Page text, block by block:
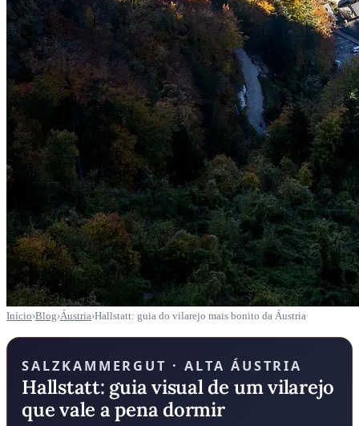
Início›Blog›Áustria›Hallstatt: guia do vilarejo mais bonito da Áustria
SALZKAMMERGUT · ALTA ÁUSTRIA
Hallstatt: guia visual de um vilarejo
que vale a pena dormir